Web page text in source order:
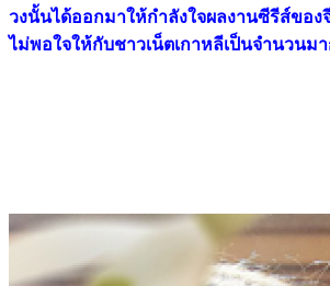
วงนั้นได้ออกมาให้กำลังใจผลงานซีรีส์ของ
ไม่พอใจให้กับชาวเน็ตเกาหลีเป็นจำนวนม